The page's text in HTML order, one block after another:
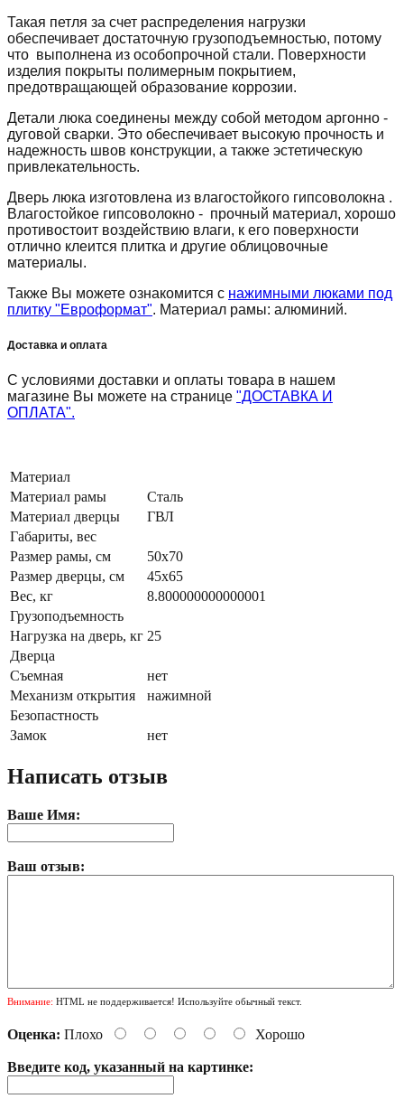
Такая петля за счет распределения нагрузки
обеспечивает достаточную грузоподъемностью, потому
что выполнена из особопрочной стали. Поверхности
изделия покрыты полимерным покрытием,
предотвращающей образование коррозии.
Детали люка соединены между собой методом аргонно -
дуговой сварки. Это обеспечивает высокую прочность и
надежность швов конструкции, а также эстетическую
привлекательность.
Дверь люка изготовлена из влагостойкого гипсоволокна .
Влагостойкое гипсоволокно - прочный материал, хорошо
противостоит воздействию влаги, к его поверхности
отлично клеится плитка и другие облицовочные
материалы.
Также Вы можете ознакомится с нажимными люками под
плитку "Евроформат". Материал рамы: алюминий.
Доставка и оплата
С условиями доставки и оплаты товара в нашем
магазине Вы можете на странице "ДОСТАВКА И
ОПЛАТА".
Материал
Материал рамы
Сталь
Материал дверцы
ГВЛ
Габариты, вес
Размер рамы, см
50х70
Размер дверцы, см
45х65
Вес, кг
8.800000000000001
Грузоподъемность
Нагрузка на дверь, кг 25
Дверца
Съемная
нет
Механизм открытия
нажимной
Безопастность
Замок
нет
Написать отзыв
Ваше Имя:
Ваш отзыв:
Внимание: HTML не поддерживается! Используйте обычный текст.
Оценка: Плохо Хорошо
Введите код, указанный на картинке: